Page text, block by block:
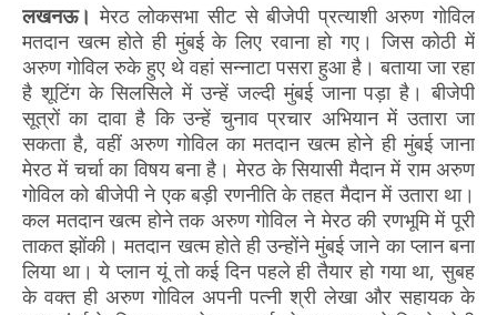
लखनऊ।मेरठ लोकसभा सीट से बीजेपी प्रत्याशी अरुण गोविल
मतदान खत्म होते ही मुंबई के लिए रवाना हो गए। जिस कोठी में
अरुण गोविल रुके हुए थे वहां सन्नाटा पसरा हुआ है। बताया जा रहा
है शूटिंग के सिलसिले में उन्हें जल्दी मुंबई जाना पड़ा है। बीजेपी
सूत्रों का दावा है कि उन्हें चुनाव प्रचार अभियान में उतारा जा
सकता है, वहीं अरुण गोविल का मतदान खत्म होने ही मुंबई जाना
मेरठ में चर्चा का विषय बना है। मेरठ के सियासी मैदान में राम अरुण
गोविल को बीजेपी ने एक बड़ी रणनीति के तहत मैदान में उतारा था।
कल मतदान खत्म होने तक अरुण गोविल ने मेरठ की रणभूमि में पूरी
ताकत झोंकी। मतदान खत्म होते ही उन्होंने मुंबई जाने का प्लान बना
लिया था। ये प्लान यूं तो कई दिन पहले ही तैयार हो गया था, सुबह
के वक्त ही अरुण गोविल अपनी पत्नी श्री लेखा और सहायक के